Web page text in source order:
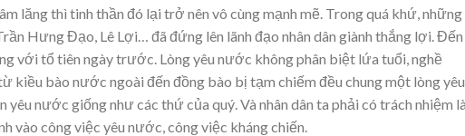
lăng thì tinh thần đó lại trở nên vô cùng mạnh mẽ. Trong quá khứ, những
Hưng Đạo, Lê Lợi… đã đứng lên lãnh đạo nhân dân giành thắng lợi. Đến
với tổ tiên ngày trước. Lòng yêu nước không phân biệt lứa tuổi, nghề
kiều bào nước ngoài đến đồng bào bị tạm chiếm đều chung một lòng yêu
nước giống như các thứ của quý. Và nhân dân ta phải có trách nhiệm
vào công việc yêu nước, công việc kháng chiến.